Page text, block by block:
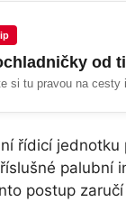
od
si tu pravou na cesty
řídicí
palubní
postup